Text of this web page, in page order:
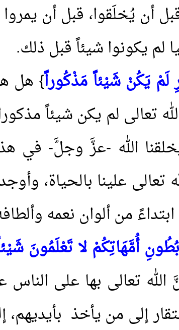
أن يُخلَقوا، قبل أن
لم يكونوا شيئاً قبل ذلك.
يَكُنْ شَيْئاً مَذْكُوراً} هل
تعالى لم يكن شيئاً
الله -عزَّ وجلَّ- في
تعالى علينا بالحياة،
من ألوان نعمه
أُمَّهَاتِكُمْ لا تَعْلَمُونَ
الله تعالى بها على
إلى من يأخذ